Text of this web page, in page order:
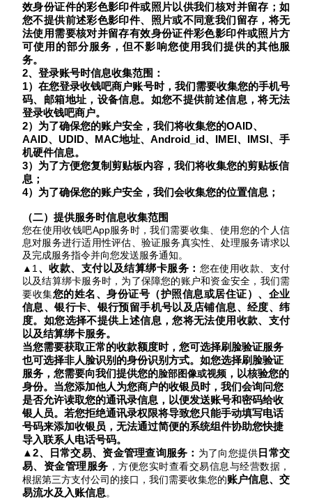
效身份证件的彩色影印件或照片以供我们核对并留存；如
您不提供前述彩色影印件、照片或不同意我们留存，将无
法使用需要核对并留存有效身份证件彩色影印件或照片方
可使用的部分服务，但不影响您使用我们提供的其他服
务。
2、登录账号时信息收集范围 ：
1）在您登录收钱吧商户账号时，我们需要收集您的手机号
码、 邮箱地址，设备信息。如您不提供前述信息，将无法
登录收钱吧商户。
2）为了确保您的账户安全，我们将收集您的OAID、
AAID、UDID、MAC地址、Android_id、IMEI、IMSI、手
机硬件信息。
3）为了方便您复制剪贴板内容，我们将收集您的剪贴板信
息；
4）为了确保您的账户安全，我们会收集您的位置信息；
（二） 提供服务时信息收集范围
您在使用收钱吧App服务时，我们需要收集、使用您的个人信
息对服务进行适用性评估、验证服务真实性、处理服务请求以
及完成服务指令并向您发送服务通知。
▲1 、收款、支付以及结算绑卡服务： 您在使用收款 、支付
以及结算绑卡服务时，为了保障您的账户和资金安全，我们需
要收集您的姓名、身份证号 （护照信息或居住证） 、企业
信息、银行卡、银行预留手机号以及店铺信息、 经度、纬
度。如您选择不提供上述信息，您将无法使用收款、支付
以及结算绑卡服务。
当您需要获取正常的收款额度时，您可选择刷脸验证服务
也可选择非人脸识别的身份识别方式。 如您选择刷脸验证
服务 ，您需要向我们提供您的脸部图像或视频 ，以核验您的
身份。当您添加他人为您商户的收银员时，我们会询问您
是否允许读取您的通讯录信息，以便发送账号和密码给收
银人员。 若您拒绝通讯录权限将导致您只能手动填写电话
号码来添加收银员，无法通过简便的系统组件协助您快捷
导入联系人电话号码。
▲2、 日常交易、资金管理查询服务 ： 为了向您提供 日常交
易、资金管理服务 ，方便您实时查看交易信息与经营数据，
根据第三方支付公司的接口，我们需要收集您的账户信息、交
易流水及入账信息。